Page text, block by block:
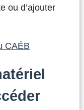
ou d’ajouter
CAÉB